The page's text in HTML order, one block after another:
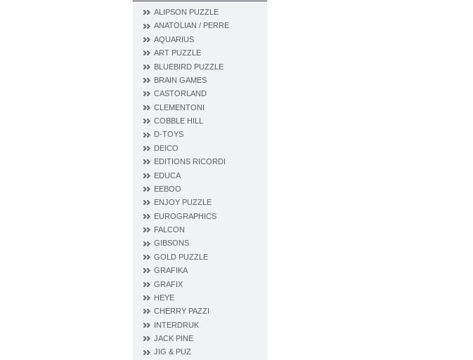
ALIPSON PUZZLE
ANATOLIAN / PERRE
AQUARIUS
ART PUZZLE
BLUEBIRD PUZZLE
BRAIN GAMES
CASTORLAND
CLEMENTONI
COBBLE HILL
D‐TOYS
DEICO
EDITIONS RICORDI
EDUCA
EEBOO
ENJOY PUZZLE
EUROGRAPHICS
FALCON
GIBSONS
GOLD PUZZLE
GRAFIKA
GRAFIX
HEYE
CHERRY PAZZI
INTERDRUK
JACK PINE
JIG & PUZ